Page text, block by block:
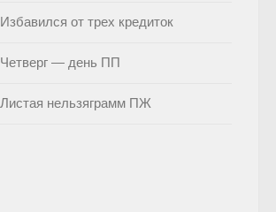
Избавился от трех кредиток
Четверг — день ПП
Листая нельзяграмм ПЖ